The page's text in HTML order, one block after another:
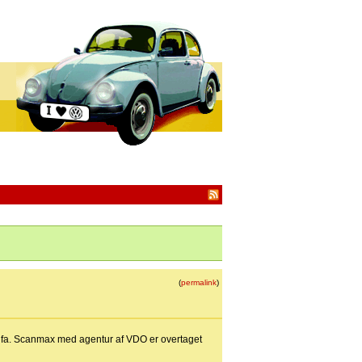
(permalink)
Scanmax med agentur af VDO er overtaget